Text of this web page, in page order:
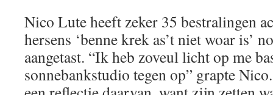
Nico Lute heeft zeker 35 bestralingen
hersens ‘benne krek as’t niet woar is’
aangetast. “Ik heb zoveul licht op me
sonnebankstudio tegen op” grapte